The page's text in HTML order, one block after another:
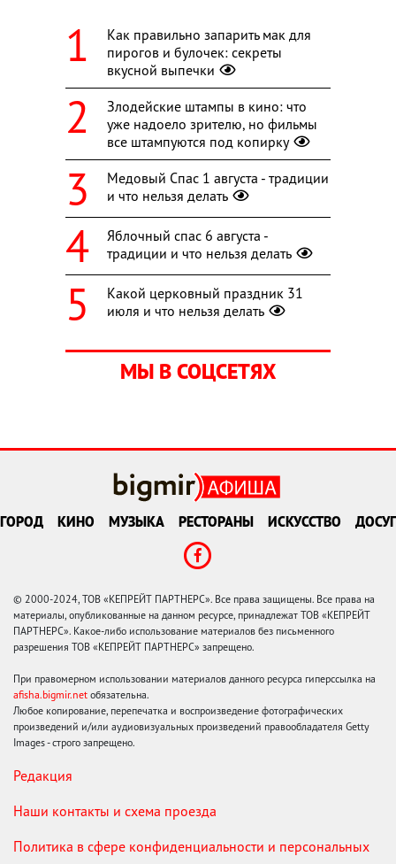
Как правильно запарить мак для
пирогов и булочек: секреты
вкусной выпечки
Злодейские штампы в кино: что
уже надоело зрителю, но фильмы
все штампуются под копирку
Медовый Спас 1 августа - традиции
и что нельзя делать
Яблочный спас 6 августа -
традиции и что нельзя делать
Какой церковный праздник 31
июля и что нельзя делать
МЫ В СОЦСЕТЯХ
ГОРОД КИНО МУЗЫКА РЕСТОРАНЫ ИСКУССТВО ДОСУГ
© 2000-2024, ТОВ «КЕПРЕЙТ ПАРТНЕРС». Все права защищены. Все права на
материалы, опубликованные на данном ресурсе, принадлежат ТОВ «КЕПРЕЙТ
ПАРТНЕРС». Какое-либо использование материалов без письменного
разрешения ТОВ «КЕПРЕЙТ ПАРТНЕРС» запрещено.
При правомерном использовании материалов данного ресурса гиперссылка на
afisha.bigmir.net обязательна.
Любое копирование, перепечатка и воспроизведение фотографических
произведений и/или аудиовизуальных произведений правообладателя Getty
Images - строго запрещено.
Редакция
Наши контакты и схема проезда
Политика в сфере конфиденциальности и персональных